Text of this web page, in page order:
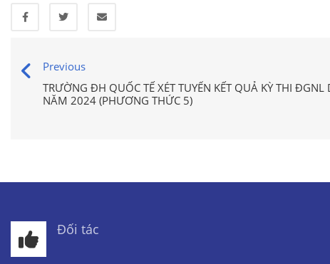
Previous
TRƯỜNG ĐH QUỐC TẾ XÉT TUYỂN KẾT QUẢ KỲ THI
NĂM 2024 (PHƯƠNG THỨC 5)
Đối tác